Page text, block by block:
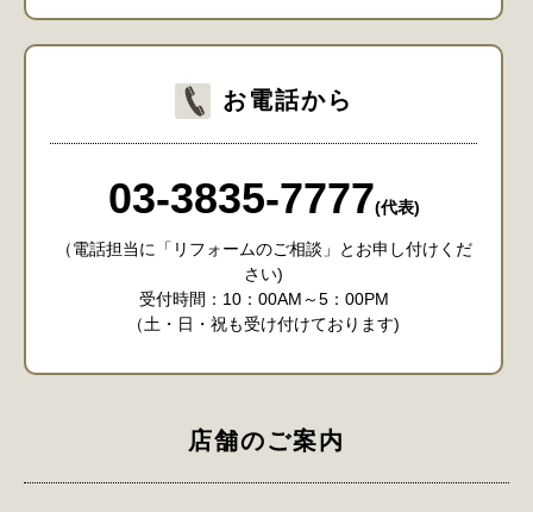
お電話から
03-3835-7777(代表)
（電話担当に「リフォームのご相談」とお申し付けくだ
さい)
受付時間：10：00AM～5：00PM
（土・日・祝も受け付けております)
店舗のご案内